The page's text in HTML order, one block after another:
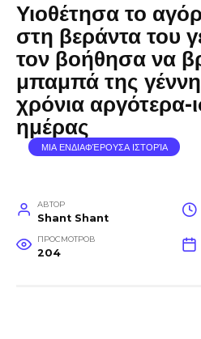
Υιοθέτησα το
στη βεράντα του
τον βοήθησα να
μπαμπά της
χρόνια αργότερα-
ημέρας
ΜΙΑ ΕΝΔΙΑΦΈΡΟΥΣΑ ΙΣΤΟΡΊΑ
АВТОР
Shant Shant
ПРОСМОТРОВ
204